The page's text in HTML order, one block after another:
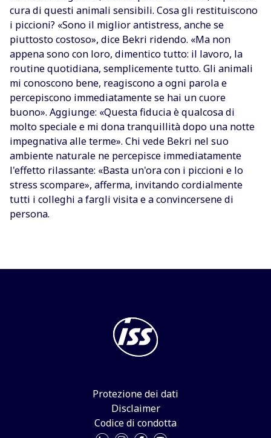
cura di questi animali sensibili. Cosa gli restituiscono
i piccioni? «Sono il miglior antistress, anche se
piuttosto costoso», dice Bekri ridendo. «Ma non
appena sono con loro, dimentico tutto: il lavoro, la
routine quotidiana, semplicemente tutto. Gli animali
mi conoscono bene, reagiscono a ogni parola e
percepiscono immediatamente se hai un cuore
buono». Aggiunge: «Questa fiducia è qualcosa di
molto speciale e mi dona tranquillità dopo una notte
impegnativa alle terme». Chi vede Bekri nel suo
ambiente naturale ne percepisce immediatamente
l'effetto rilassante: «Basta un'ora con i piccioni e lo
stress scompare», afferma, invitando cordialmente
tutti i colleghi a fargli visita e a convincersene di
persona.
Protezione dei dati
Disclaimer
Codice di condotta